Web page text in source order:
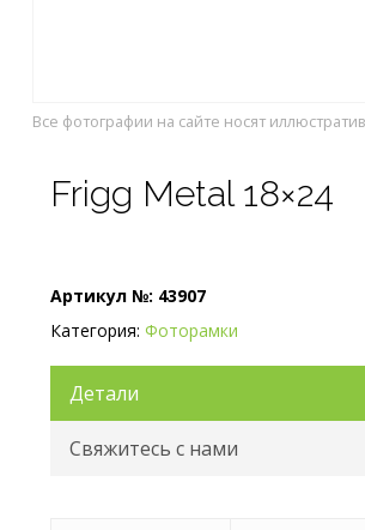
Все фотографии на сайте носят
Frigg Metal 18×24
Артикул №: 43907
Категория: Фоторамки
Детали
Свяжитесь с нами